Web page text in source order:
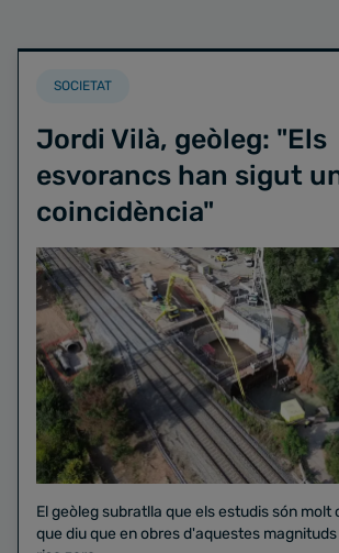
SOCIETAT
Jordi Vilà, geòleg: "Els
esvorancs han sigut
coincidència"
El geòleg subratlla que els estudis són molt
que diu que en obres d'aquestes